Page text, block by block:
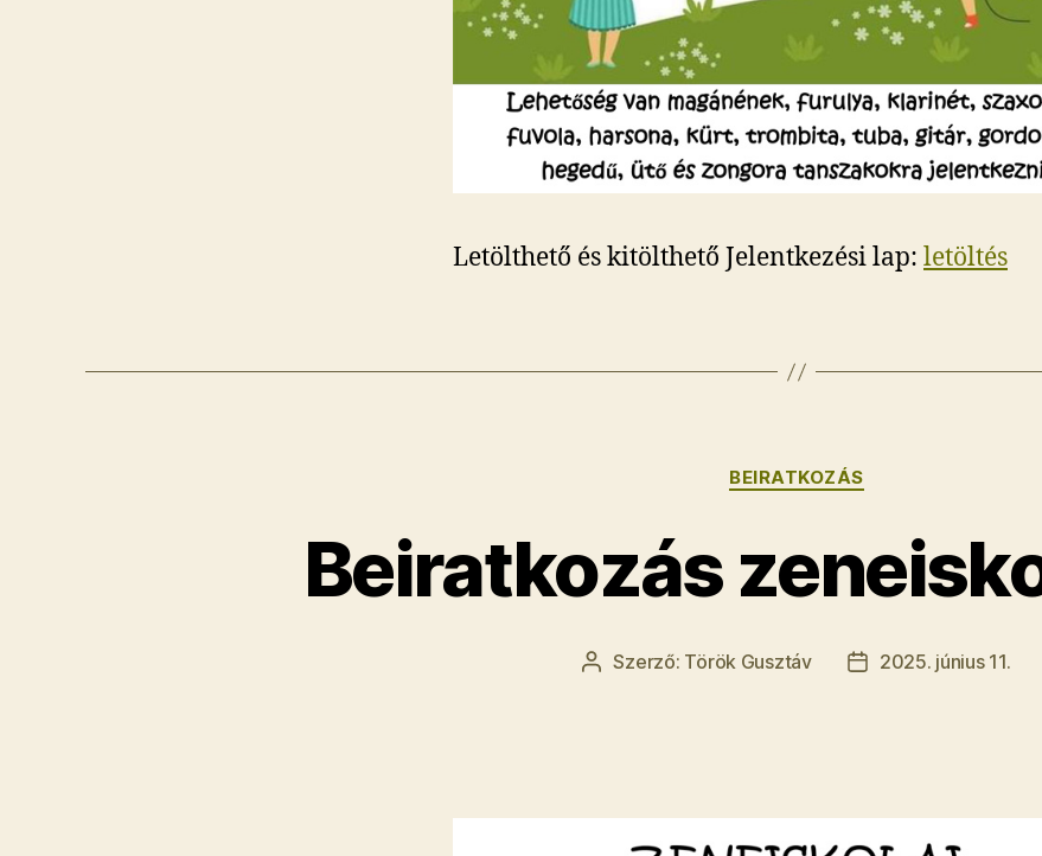
Letölthető és kitölthető Jelentkezési lap: letöltés
Kategóriák
BEIRATKOZÁS
Beiratkozás
Bejegyzés
Szerző: Török Gusztáv
Bejegyzés
2025. június 11.